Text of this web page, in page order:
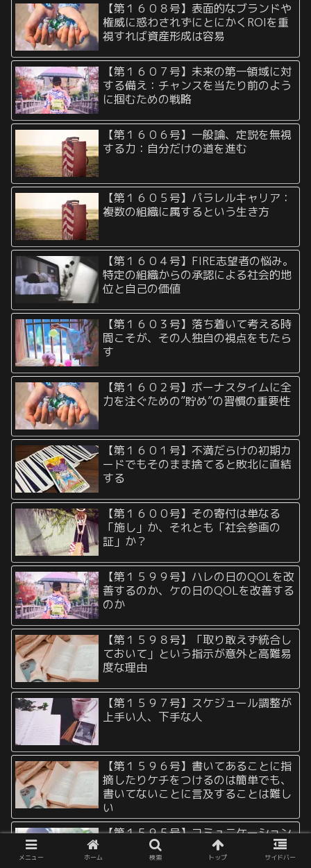
【第１６０８号】表面的なブランドや
権威に惑わされずにとにかくROIを重
視すれば資産形成は容易
【第１６０７号】未来の第一領域に対
する備え：チャンスを当たり前のよう
に掴むための戦略
【第１６０６号】一般論、定説を無視
する力：自分だけの道を進む
【第１６０５号】パラレルキャリア：
複数の組織に属するという生き方
【第１６０４号】FIRE志望者の悩み。
特定の組織からの承認による社会的地
位と自己の価値
【第１６０３号】落ち着いて考える時
間こそが、その人独自の視点をもたら
す
【第１６０２号】ボーナスタイムに全
力を注ぐための”貯め”の習慣の重要性
【第１６０１号】不満だらけの初期カ
ードでもそのまま捨てると敗北に直結
する
【第１６００号】その寄付は単なる
「施し」か、それとも「社会参画の
証」か？
【第１５９９号】ハレの日のQOLを改
善するのか、ケの日のQOLを改善する
のか
【第１５９８号】「取り敢えず統合し
ておいて」という指示が意外と高難易
度な理由
【第１５９７号】スケジュール調整が
上手い人、下手な人
【第１５９６号】書いてあることに指
摘したりケチをつけるのは簡単でも、
書いてないことに言及することは難し
い
【第１５９５号】コミュニケーション
の相性が合わない、スピード感が合わ
メニュー ホーム 検索 トップ サイドバー